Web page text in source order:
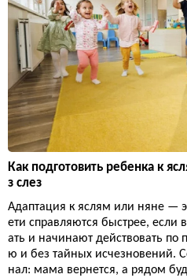
Как подготовить ребенка к
з слез
Адаптация к яслям или няне —
ети справляются быстрее, если
ать и начинают действовать по
ю и без тайных исчезновений.
нал: мама вернется, а рядом